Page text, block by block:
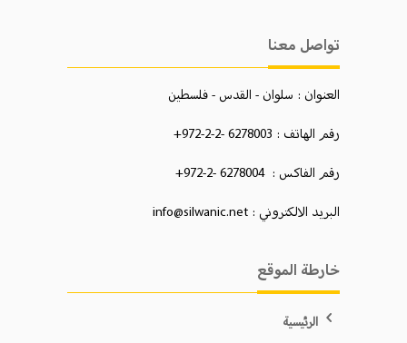
تواصل معنا
العنوان : سلوان - القدس - فلسطين
رقم الهاتف : 6278003 -2-2-972+
رقم الفاكس : 6278004 -2-972+
البريد الالكتروني : info@silwanic.net
خارطة الموقع
الرئيسية